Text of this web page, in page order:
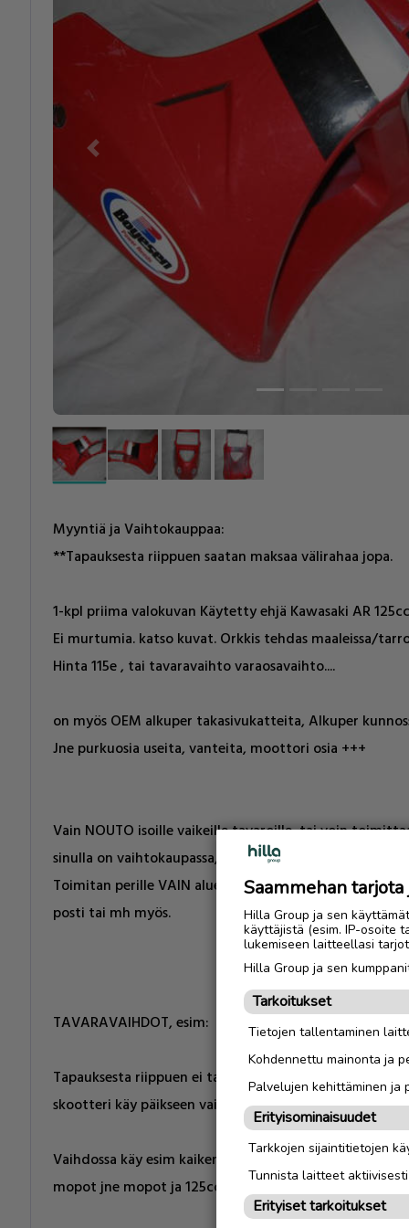
Previous
Myyntiä ja Vaihtokauppaa:
**Tapauksesta riippuen saatan maksaa välirahaa jopa.
1-kpl priima valokuvan Käytetty ehjä Kawasaki AR
Ei murtumia. katso kuvat. Orkkis tehdas maaleissa/
Hinta 115e , tai tavaravaihto varaosavaihto....
on myös OEM alkuper takasivukatteita, Alkuper
Jne purkuosia useita, vanteita, moottori osia +++
Vain NOUTO isoille vaikeille tavaroille, tai voin
sinulla on vaihtokaupassa, jos ei mahdollista sinun
Toimitan perille VAIN alueellisesti ~150km säteellä
posti tai mh myös.
TAVARAVAIHDOT, esim:
Tapauksesta riippuen ei tarvitse olla 1:1 vaihtoarvo.
skootteri käy päikseen vaihdossa tms. OSAKASAT.
Vaihdossa käy esim kaikenlaiset RISAT ROMUT (jopa)
mopot jne mopot ja 125cc jne myös lasten ATV't.
Saammehan
Hilla Group ja sen
käyttäjistä (esim. IP-osoite
lukemiseen laitteellasi
Hilla Group ja sen
Tarkoitukset
Tietojen tallentaminen
Kohdennettu mainonta ja
Palvelujen kehittäminen ja
Erityisominaisuudet
Tarkkojen sijaintitietojen
Tunnista laitteet
Erityiset tarkoitukset